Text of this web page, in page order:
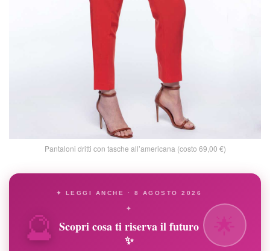
Pantaloni dritti con tasche all’americana (costo 69,00 €)
🔮
✦ LEGGI ANCHE · 8 AGOSTO 2026
✦
Scopri cosa ti riserva il futuro
✨